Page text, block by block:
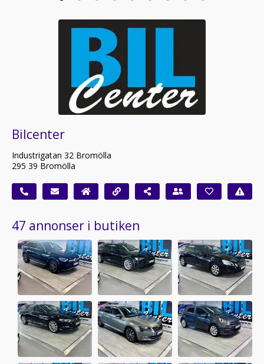
Bilcenter
Industrigatan 32 Bromölla
295 39 Bromölla
47 annonser i butiken